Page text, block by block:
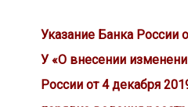
Указание Банка России
У «О внесении
России от 4 декабря